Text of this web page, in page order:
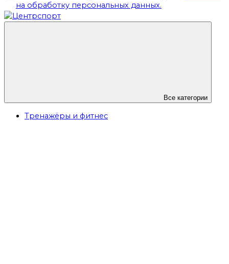
на обработку персональных данных.
Все категории
Тренажёры и фитнес